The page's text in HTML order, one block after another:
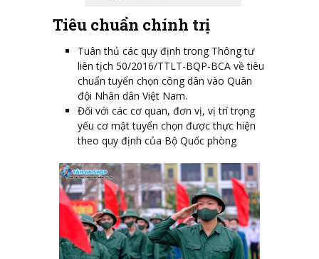
Tiêu chuẩn chính trị
Tuân thủ các quy định trong Thông tư
liên tịch 50/2016/TTLT-BQP-BCA về tiêu
chuẩn tuyển chọn công dân vào Quân
đội Nhân dân Việt Nam.
Đối với các cơ quan, đơn vị, vị trí trọng
yếu cơ mật tuyển chọn được thực hiện
theo quy định của Bộ Quốc phòng